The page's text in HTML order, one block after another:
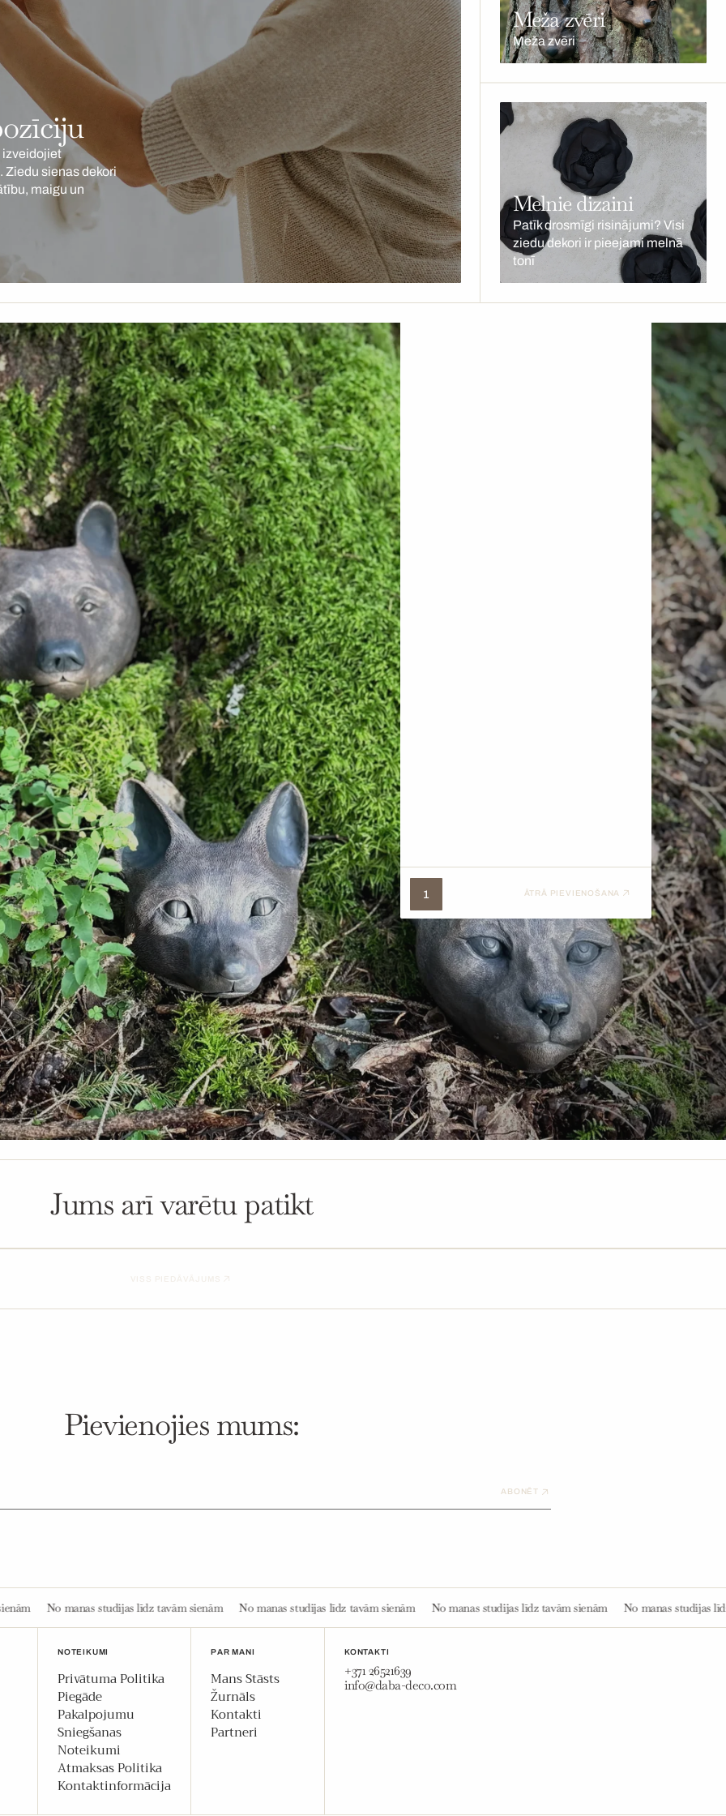
izveidojiet
Ziedu sienas dekori
maigu un
Meža zvēri
Meža zvēri
Melnie dizaini
Patīk drosmīgi risinājumi? Visi
ziedu dekori ir pieejami melnā
tonī
ĀTRĀ PIEVIENOŠANA
1
Jums arī varētu patikt
VISS PIEDĀVĀJUMS
Pievienojies mums:
ABONĒT
līdz tavām sienām No manas studijas līdz tavām sienām No manas studijas līdz tavām sienām No manas studijas līdz tavām sienām No
NOTEIKUMI
Privātuma Politika
Piegāde
Pakalpojumu
Sniegšanas
Noteikumi
Atmaksas Politika
Kontaktinformācija
PAR MANI
Mans Stāsts
Žurnāls
Kontakti
Partneri
KONTAKTI
+371 26521639
info@daba-deco.com